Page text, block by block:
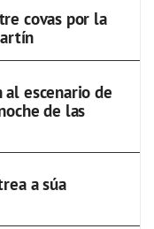
covas por la
escenario de
de las
a súa